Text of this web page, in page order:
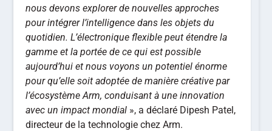
nous devons explorer de nouvelles approches
pour intégrer l’intelligence dans les objets du
quotidien. L’électronique flexible peut étendre la
gamme et la portée de ce qui est possible
aujourd’hui et nous voyons un potentiel énorme
pour qu’elle soit adoptée de manière créative par
l’écosystème Arm, conduisant à une innovation
avec un impact mondial », a déclaré Dipesh Patel,
directeur de la technologie chez Arm.